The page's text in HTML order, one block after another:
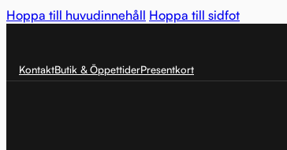
Hoppa till huvudinnehåll Hoppa till sidfot
KontaktButik & ÖppettiderPresentkort